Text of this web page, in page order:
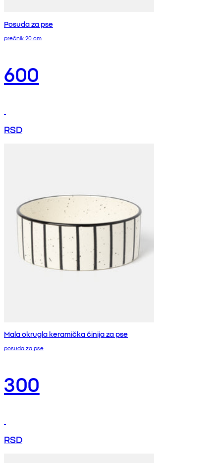
Posuda za pse
prečnik 20 cm
600
RSD
Mala okrugla keramička činija za pse
posuda za pse
300
RSD